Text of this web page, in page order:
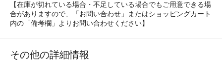
【在庫が切れている場合・不足している場合でもご用意できる場
合がありますので、「お問い合わせ」またはショッピングカート
内の「備考欄」よりお問い合わせください】
その他の詳細情報